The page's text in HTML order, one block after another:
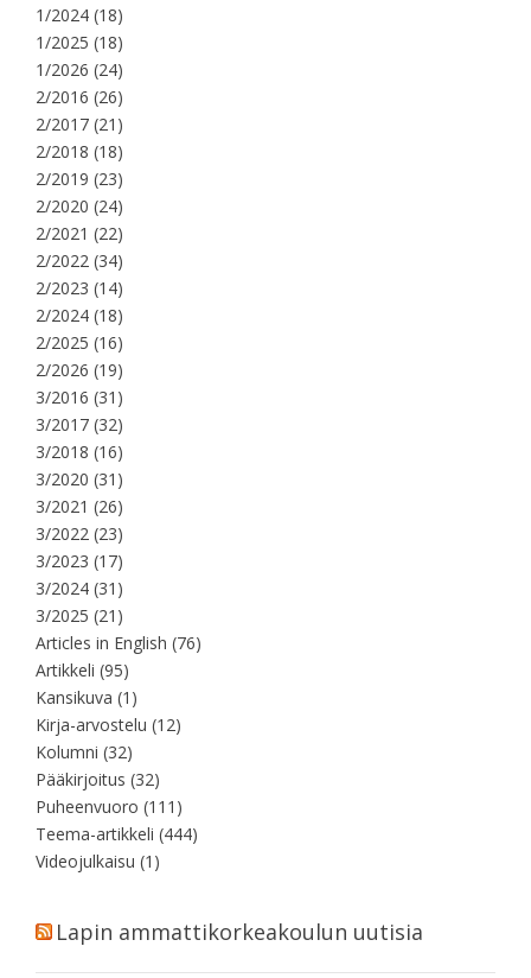
1/2024 (18)
1/2025 (18)
1/2026 (24)
2/2016 (26)
2/2017 (21)
2/2018 (18)
2/2019 (23)
2/2020 (24)
2/2021 (22)
2/2022 (34)
2/2023 (14)
2/2024 (18)
2/2025 (16)
2/2026 (19)
3/2016 (31)
3/2017 (32)
3/2018 (16)
3/2020 (31)
3/2021 (26)
3/2022 (23)
3/2023 (17)
3/2024 (31)
3/2025 (21)
Articles in English (76)
Artikkeli (95)
Kansikuva (1)
Kirja-arvostelu (12)
Kolumni (32)
Pääkirjoitus (32)
Puheenvuoro (111)
Teema-artikkeli (444)
Videojulkaisu (1)
Lapin ammattikorkeakoulun uutisia